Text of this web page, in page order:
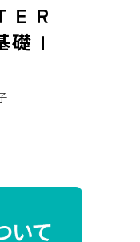
ＥＲ
Ｉ